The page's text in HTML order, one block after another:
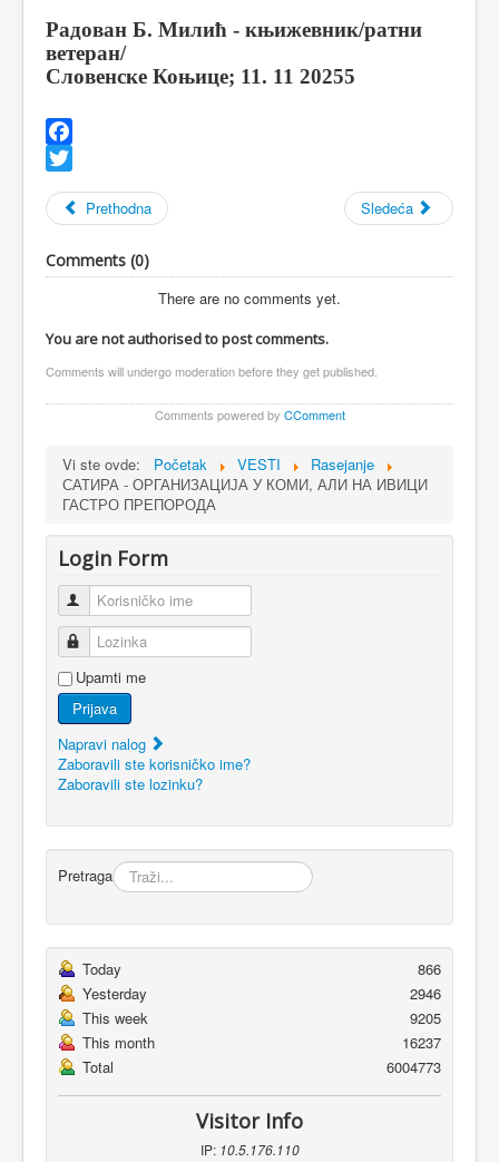
Радован Б. Милић - књижевник/ратни
ветеран/
Словенске Коњице; 11. 11 20255
Facebook
Prethodna
Sledeća
Comments (0)
There are no comments yet.
You are not authorised to post comments.
Comments will undergo moderation before they get published.
Comments powered by CComment
Vi ste ovde: Početak VESTI
Rasejanje
САТИРА - ОРГАНИЗАЦИЈА У КОМИ, АЛИ НА ИВИЦИ
ГАСТРО ПРЕПОРОДА
Login Form
Korisničko ime
Lozinka
Upamti me
Prijava
Napravi nalog
Zaboravili ste korisničko ime?
Zaboravili ste lozinku?
Pretraga
Today
866
Yesterday
2946
This week
9205
This month
16237
Total
6004773
Visitor Info
IP: 10.5.176.110